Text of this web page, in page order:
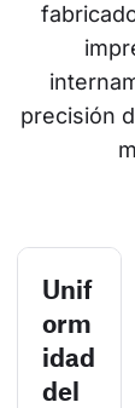
precisión
Unif
orm
idad
del